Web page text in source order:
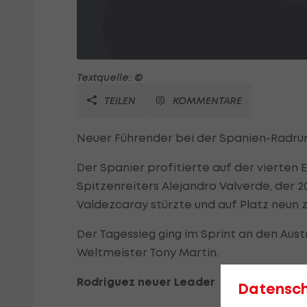
Textquelle: ©
TEILEN
KOMMENTARE
Neuer Führender bei der Spanien-
Der Spanier profitierte auf der vierten
Spitzenreiters Alejandro Valverde, der
Valdezcaray stürzte und auf Platz neun
Der Tagessieg ging im Sprint an den
Weltmeister Tony Martin.
Rodriguez neuer Leader